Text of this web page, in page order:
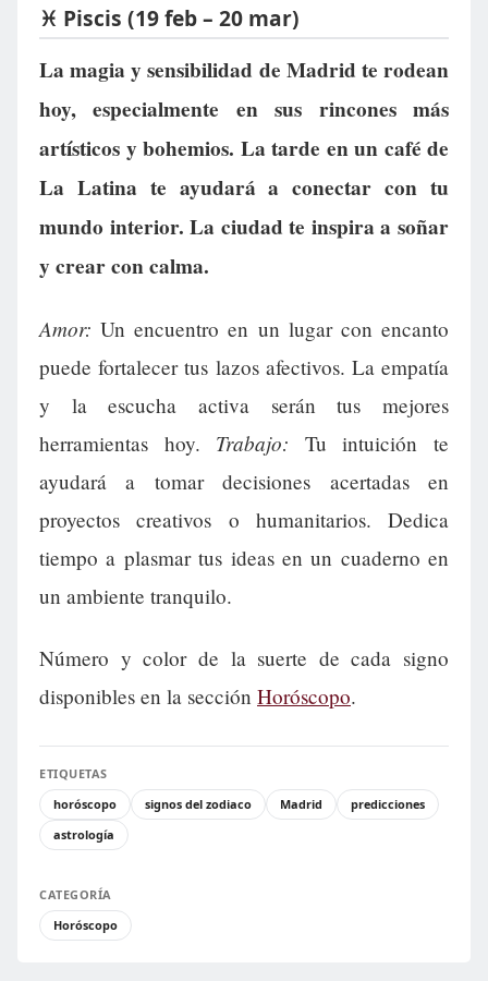
♓ Piscis (19 feb – 20 mar)
La magia y sensibilidad de Madrid te rodean
hoy, especialmente en sus rincones más
artísticos y bohemios. La tarde en un café de
La Latina te ayudará a conectar con tu
mundo interior. La ciudad te inspira a soñar
y crear con calma.
Amor: Un encuentro en un lugar con encanto
puede fortalecer tus lazos afectivos. La empatía
y la escucha activa serán tus mejores
herramientas hoy. Trabajo: Tu intuición te
ayudará a tomar decisiones acertadas en
proyectos creativos o humanitarios. Dedica
tiempo a plasmar tus ideas en un cuaderno en
un ambiente tranquilo.
Número y color de la suerte de cada signo
disponibles en la sección Horóscopo.
ETIQUETAS
horóscopo
signos del zodiaco Madrid
predicciones
astrología
CATEGORÍA
Horóscopo